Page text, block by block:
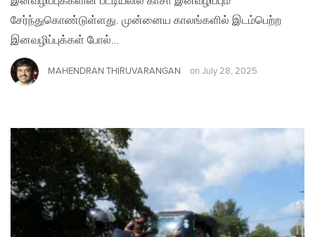
சேர்ந்துகொண்டுள்ளது. முன்னைய காலங்களில் இடம்பெற்ற
இனவழிப்புக்கள் போல்…
MAHENDRAN THIRUVARANGAN on July 28, 2025